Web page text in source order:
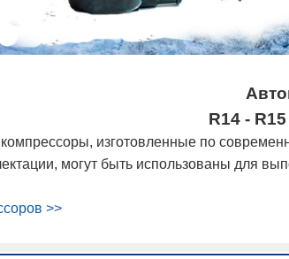
R14 -
изготовленные по
могут быть использованы для
>>